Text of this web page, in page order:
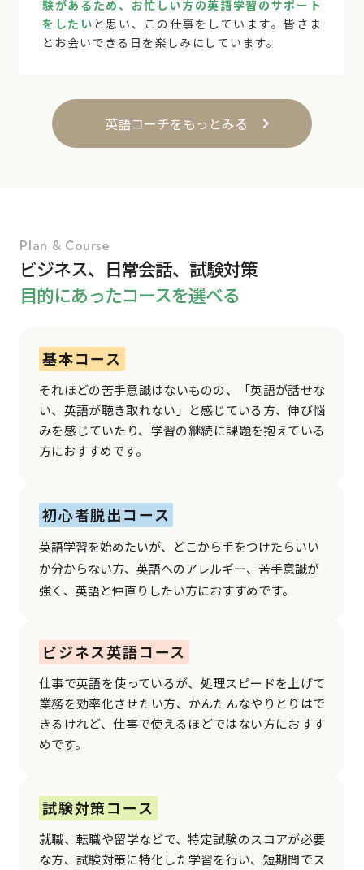
験があるため、お忙しい方の英語学習のサポート
をしたい と思い、この仕事をしています。皆さま
とお会いできる日を楽しみにしています。
英語コーチをもっとみる keyboard_arrow_right
Plan & Course
ビジネス、日常会話、試験対策
目的にあったコースを選べる
基本コース
それほどの苦手意識はないものの、「英語が話せな
い、英語が聴き取れない」と感じている方、伸び悩
みを感じていたり、学習の継続に課題を抱えている
方におすすめです。
初心者脱出コース
英語学習を始めたいが、どこから手をつけたらいい
か分からない方、英語へのアレルギー、苦手意識が
強く、英語と仲直りしたい方におすすめです。
ビジネス英語コース
仕事で英語を使っているが、処理スピードを上げて
業務を効率化させたい方、かんたんなやりとりはで
きるけれど、仕事で使えるほどではない方におすす
めです。
試験対策コース
就職、転職や留学などで、特定試験のスコアが必要
な方、試験対策に特化した学習を行い、短期間でス